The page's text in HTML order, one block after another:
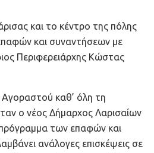
και το κέντρο της πόλης
και συναντήσεων με
Περιφερειάρχης Κώστας
καθ’ όλη τη
ο νέος Δήμαρχος Λαρισαίων
των επαφών και
ανάλογες επισκέψεις σε